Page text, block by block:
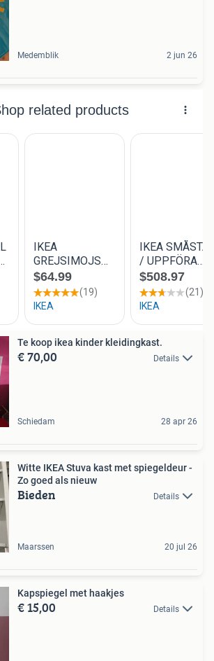
Medemblik 2 jun 26
Te koop ikea kinder kleidingkast.
€ 70,00 Details
Schiedam 28 apr 26
Witte IKEA Stuva kast met spiegeldeur -
Zo goed als nieuw
Bieden Details
Maarssen 20 jul 26
Kapspiegel met haakjes
€ 15,00 Details